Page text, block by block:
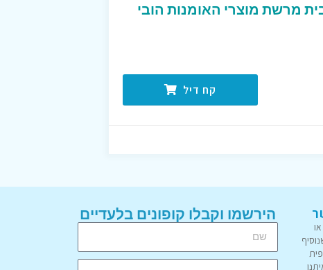
מרשת מוצרי האומנות הובי
קח דיל
הירשמו וקבלו קופונים בלעדיים